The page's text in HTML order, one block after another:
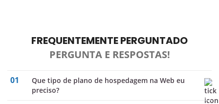
FREQUENTEMENTE PERGUNTADO
PERGUNTA E RESPOSTAS!
01
Que tipo de plano de hospedagem na Web eu
preciso?